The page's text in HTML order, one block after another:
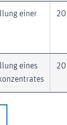
einer
eines